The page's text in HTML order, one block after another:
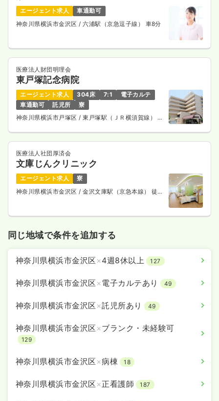
夜勤のみ（パート） 一時募集休止
給与 2.5万円〜/回
日祝休み
ブランク可
気になる
オペ室(手術室)正看護師 一般病院
日勤のみ（常勤） 一時募集休止
給与 25.8万円/月
※経験3年の例
時間 8:30～17:30
土日祝休み
年間休日120日
担当業務未経験可
気になる 詳細を見る
その他正看護師 一般病院
日勤のみ（常勤） 一時募集休止
給与 お問い合わせください
土日祝休み
年間休日120日 ブランク可
エージェント求人
車通勤可
神奈川県横浜市金沢区 / 六浦駅（京急逗子線） 車8分
医療法人財団明理会
東戸塚記念病院
エージェント求人 304床 7:1
電子カルテ
車通勤可
託児所
寮
神奈川県横浜市戸塚区/ 東戸塚駅（ＪＲ横須賀線） 徒
医療法人社団厚済会
文庫じんクリニック
エージェント求人
寮
神奈川県横浜市金沢区 / 金沢文庫駅（京急本線） 徒歩
同じ地域で条件を追加する
神奈川県横浜市金沢区 ×4週8休以上 127
神奈川県横浜市金沢区 ×電子カルテあり 49
神奈川県横浜市金沢区 ×託児所あり 49
神奈川県横浜市金沢区 ×ブランク・未経験可
129
神奈川県横浜市金沢区 ×病棟 18
神奈川県横浜市金沢区 ×正看護師 187